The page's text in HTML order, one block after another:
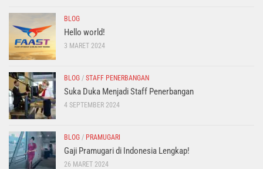
BLOG
Hello world!
3 MARET 2024
BLOG / STAFF PENERBANGAN
Suka Duka Menjadi Staff Penerbangan
4 SEPTEMBER 2024
BLOG / PRAMUGARI
Gaji Pramugari di Indonesia Lengkap!
26 MARET 2024